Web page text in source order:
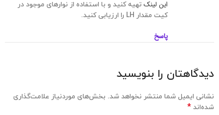
این لینک تهیه کنید و با استفاده از نوارهای موجود در
کیت مقدار LH را ارزیابی کنید.
پاسخ
دیدگاهتان را بنویسید
نشانی ایمیل شما منتشر نخواهد شد. بخش‌های موردنیاز علامت‌گذاری
شده‌اند *